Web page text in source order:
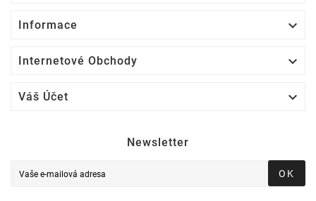
Informace 
Internetové Obchody 
Váš Účet 
Newsletter
OK